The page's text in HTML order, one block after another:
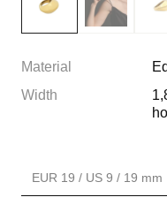
Material
Width